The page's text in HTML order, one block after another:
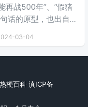
再战500年”、“假猪
话的原型，也出自
03-04
梗百科 滇ICP备